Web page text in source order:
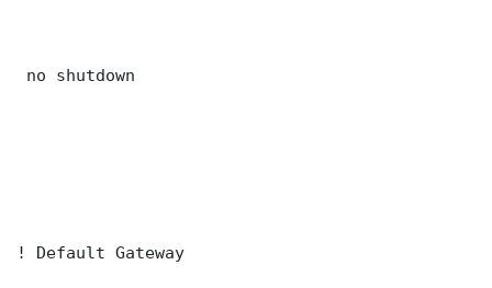
no shutdown
! Default Gateway